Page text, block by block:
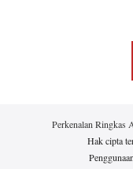
Perkenalan Ringkas
Hak cipta